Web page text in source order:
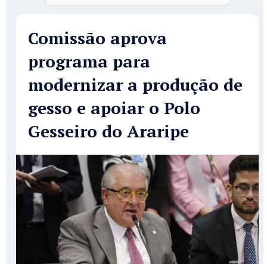
Comissão aprova
programa para
modernizar a produção de
gesso e apoiar o Polo
Gesseiro do Araripe